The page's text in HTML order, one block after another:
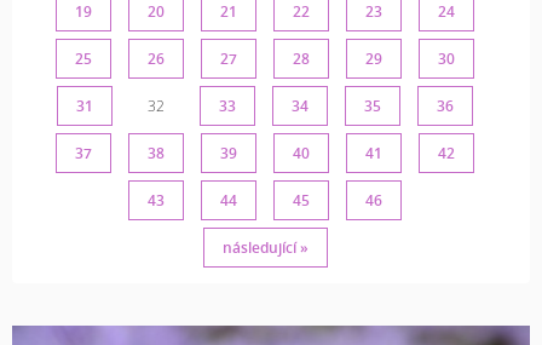
19 20 21 22 23 24
25 26 27 28 29 30
31 32 33 34 35 36
37 38 39 40 41 42
43 44 45 46
následující »